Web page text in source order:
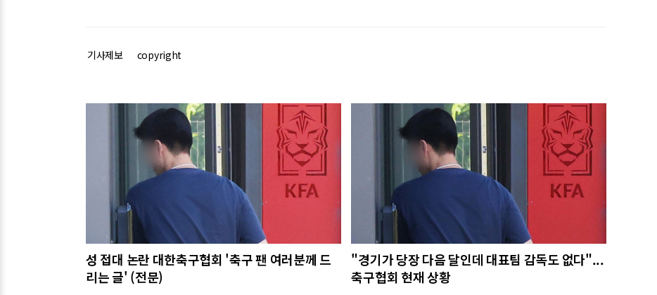
기사제보 copyright
관련기사
성 접대 논란 대한축구협회 '축구 팬 여러분께 드
리는 글' (전문)
"경기가 당장 다음 달인데 대표팀 감독도 없다"...
축구협회 현재 상황